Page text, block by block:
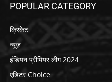
POPULAR CATEGORY
क्रिकेट
न्यूज़
इंडियन प्रीमियर लीग 2024
एडिटर Choice